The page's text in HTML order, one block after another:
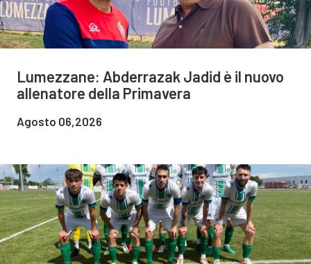
Lumezzane: Abderrazak Jadid è il nuovo
allenatore della Primavera
Agosto 06,2026